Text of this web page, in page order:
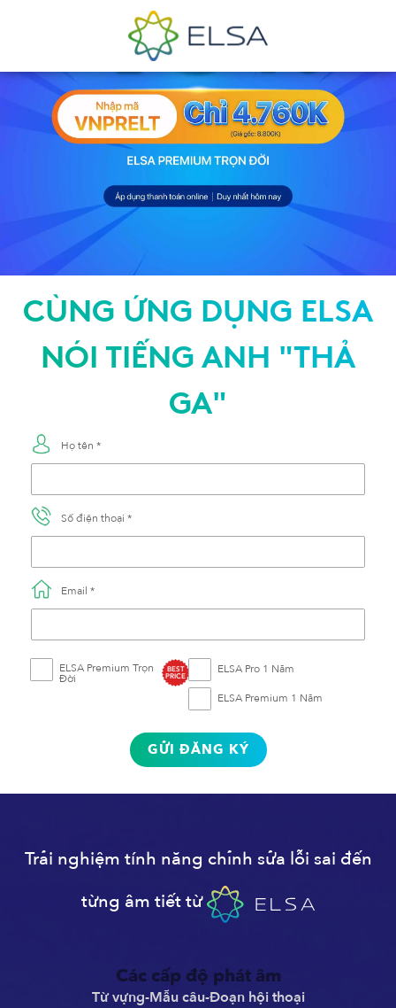
CÙNG ỨNG DỤNG ELSA
NÓI TIẾNG ANH "THẢ
GA"
Họ tên *
Số điện thoại *
Email *
ELSA Premium Trọn
Đời
BEST
PRICE ELSA Pro 1 Năm
ELSA Premium 1 Năm
GỬI ĐĂNG KÝ
Trải nghiệm tính năng chỉnh sửa lỗi sai đến
từng âm tiết từ
Các cấp độ phát âm
Từ vựng-Mẫu câu-Đoạn hội thoại